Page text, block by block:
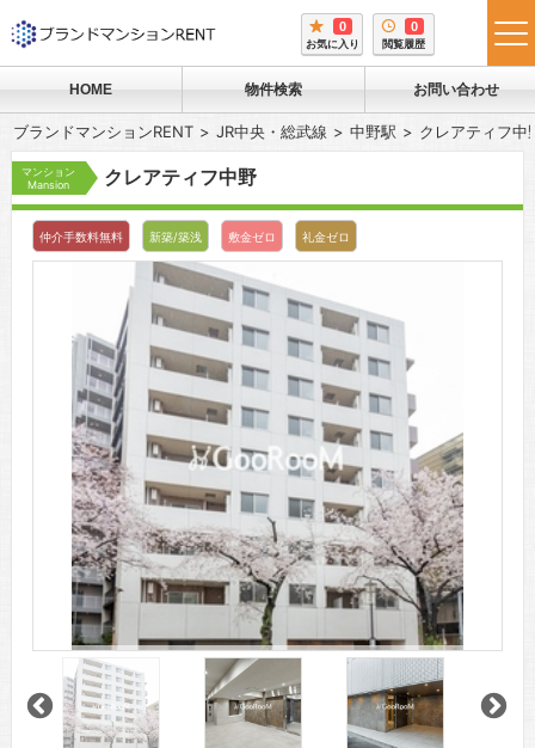
0
お気に入り
0
閲覧履歴
HOME 物件検索 お問い合わせ
ブランドマンションRENT JR中央・総武線 中野駅 クレアティフ中
マンション
Mansion
クレアティフ中野
仲介手数料無料 新築/築浅 敷金ゼロ 礼金ゼロ